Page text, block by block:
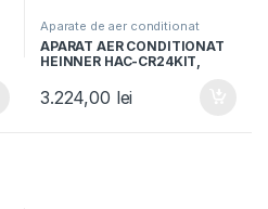
Aparate de aer conditionat
APARAT AER CONDITIONAT
HEINNER HAC-CR24KIT,
24000BTU, Kit instalare
inclus, Functie Follow Me,
3.224,00 lei